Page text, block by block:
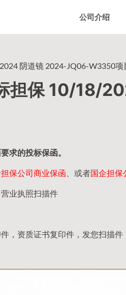
公司介绍
阴道镜 2024-JQ06-W3350项
担保 10/18/
求的投标保函。
担保公司商业保函 、或者国企担保
业执照扫描件
，资质证书复印件，发您扫描件